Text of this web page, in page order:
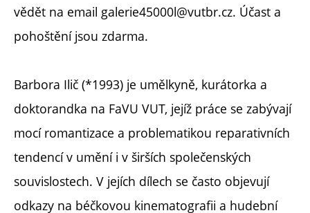
vědět na email galerie45000l@vutbr.cz. Účast a
pohoštění jsou zdarma.
Barbora Ilič (*1993) je umělkyně, kurátorka a
doktorandka na FaVU VUT, jejíž práce se zabývají
mocí romantizace a problematikou reparativních
tendencí v umění i v širších společenských
souvislostech. V jejích dílech se často objevují
odkazy na béčkovou kinematografii a hudební